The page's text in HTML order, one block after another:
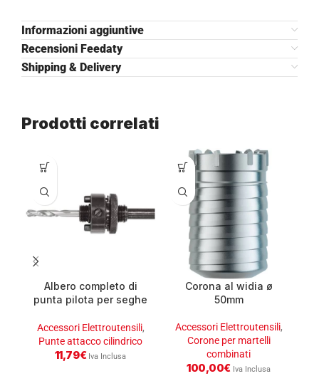
Informazioni aggiuntive
Recensioni Feedaty
Shipping & Delivery
Prodotti correlati
Albero completo di
punta pilota per seghe
attacco cilindrico
Accessori Elettroutensili,
Punte attacco cilindrico
11,79€ Iva Inclusa
Corona al widia ø
50mm
Accessori Elettroutensili,
Corone per martelli
combinati
100,00€ Iva Inclusa